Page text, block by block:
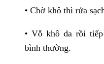
• Chờ khô thì rửa
• Vỗ khô da rồi
bình thường.